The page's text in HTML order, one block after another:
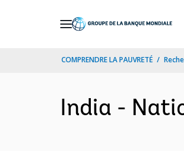
COMPRENDRE LA PAUVRETÉ
India -